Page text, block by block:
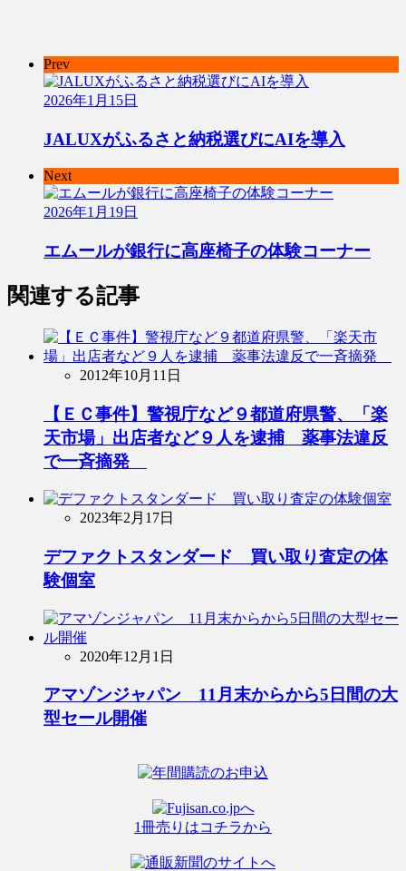
Prev
2026年1月15日
JALUXがふるさと納税選びにAIを導入
Next
2026年1月19日
エムールが銀行に高座椅子の体験コーナー
関連する記事
2012年10月11日
【ＥＣ事件】警視庁など９都道府県警、「楽
天市場」出店者など９人を逮捕 薬事法違反
で一斉摘発
2023年2月17日
デファクトスタンダード 買い取り査定の体
験個室
2020年12月1日
アマゾンジャパン 11月末からから5日間の大
型セール開催
1冊売りはコチラから